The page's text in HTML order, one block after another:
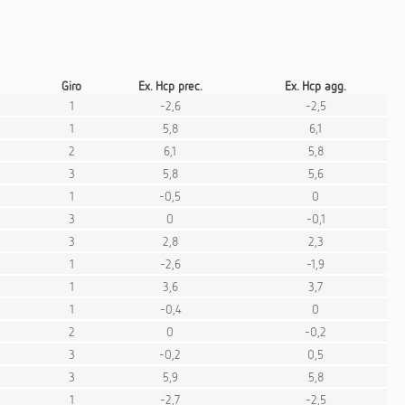
Giro Ex. Hcp prec.
Ex. Hcp agg.
1 -2,6
-2,5
1 5,8
6,1
2 6,1
5,8
3 5,8
5,6
1 -0,5
0
3 0
-0,1
3 2,8
2,3
1 -2,6
-1,9
1 3,6
3,7
1 -0,4
0
2 0
-0,2
3 -0,2
0,5
3 5,9
5,8
1 -2,7
-2,5